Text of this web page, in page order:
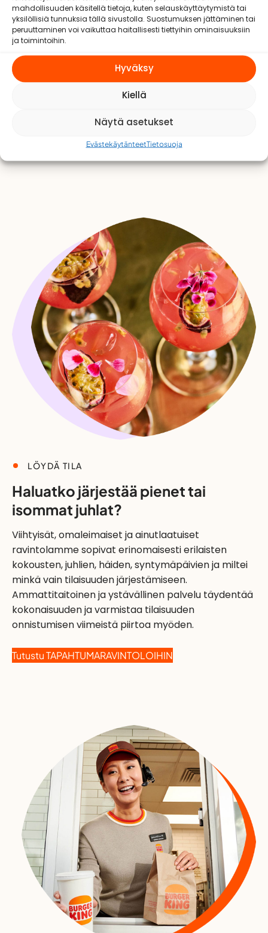
mahdollisuuden käsitellä tietoja, kuten selauskäyttäytymistä tai
yksilöllisiä tunnuksia tällä sivustolla. Suostumuksen jättäminen tai
peruuttaminen voi vaikuttaa haitallisesti tiettyihin ominaisuuksiin
ja toimintoihin.
Hyväksy
Kiellä
Näytä asetukset
EvästekäytänteetTietosuoja
ystävää tai itseäsi ja tarjota monipuolisia
makuelämyksiä.
Lahjakorttiemme avulla voit nauttia herkullisista
hetkistä kaikissa Restelin operoimissa ravintoloissa.
kattavasta ravintolavalikoimastamme mieleisesi!
LÖYDÄ TILA
Haluatko järjestää pienet tai
isommat juhlat?
Viihtyisät, omaleimaiset ja ainutlaatuiset
ravintolamme sopivat erinomaisesti erilaisten
kokousten, juhlien, häiden, syntymäpäivien ja miltei
minkä vain tilaisuuden järjestämiseen.
Ammattitaitoinen ja ystävällinen palvelu täydentää
kokonaisuuden ja varmistaa tilaisuuden
onnistumisen viimeistä piirtoa myöden.
Tutustu TAPAHTUMARAVINTOLOIHIN